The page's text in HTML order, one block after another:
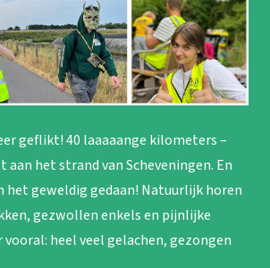
geflikt! 40 laaaaange kilometers –
het strand van Scheveningen. En
het geweldig gedaan! Natuurlijk horen
gezwollen enkels en pijnlijke
vooral: heel veel gelachen, gezongen